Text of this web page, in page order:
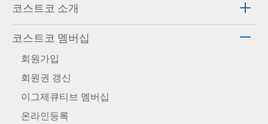
코스트코 소개
코스트코 멤버십
회원가입
회원권 갱신
이그제큐티브 멤버십
온라인등록